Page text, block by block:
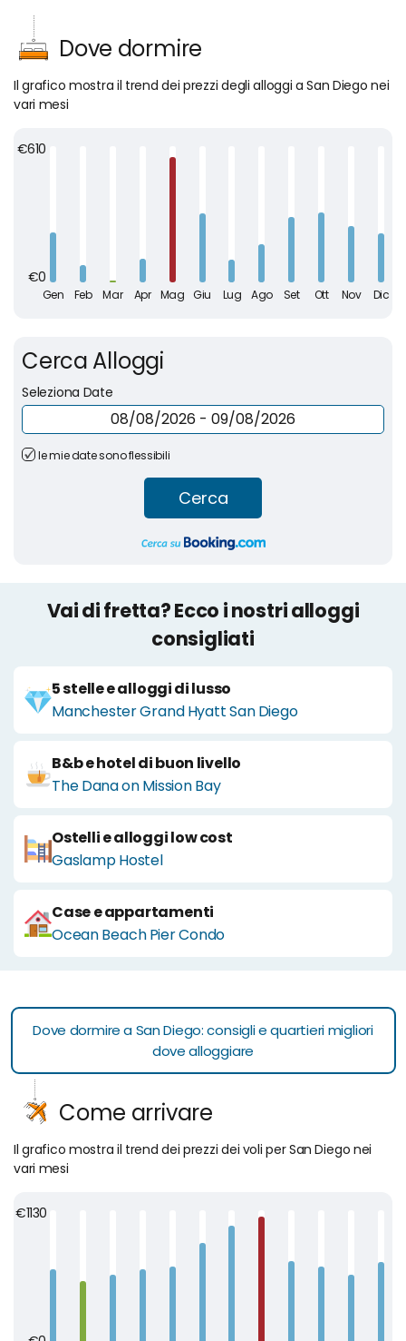
Dove dormire
Il grafico mostra il trend dei prezzi degli alloggi a San Diego nei
vari mesi
Cerca Alloggi
Seleziona Date
le mie date sono flessibili
Cerca
Vai di fretta? Ecco i nostri alloggi
consigliati
5 stelle e alloggi di lusso
Manchester Grand Hyatt San Diego
B&b e hotel di buon livello
The Dana on Mission Bay
Ostelli e alloggi low cost
Gaslamp Hostel
Case e appartamenti
Ocean Beach Pier Condo
Dove dormire a San Diego: consigli e quartieri migliori
dove alloggiare
Come arrivare
Il grafico mostra il trend dei prezzi dei voli per San Diego nei
vari mesi